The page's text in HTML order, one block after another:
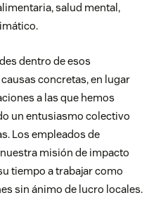
salud mental,
dentro de esos
concretas, en lugar
a las que hemos
un entusiasmo colectivo
Los empleados de
misión de impacto
tiempo a trabajar como
sin ánimo de lucro locales.